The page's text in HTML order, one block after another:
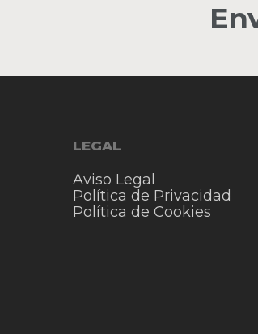
LEGAL
Aviso Legal
Política de Privacidad
Política de Cookies